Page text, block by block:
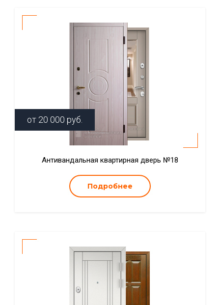
от 20 000 руб.
Антивандальная квартирная дверь №18
Подробнее